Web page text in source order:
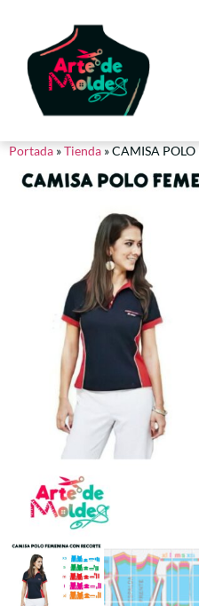
Portada »Tienda »CAMISA